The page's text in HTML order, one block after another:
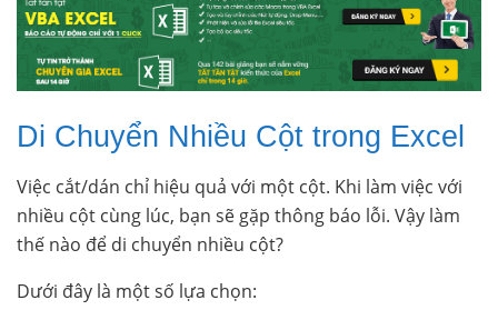
Di Chuyển Nhiều Cột trong Excel
Việc cắt/dán chỉ hiệu quả với một cột. Khi làm việc với
nhiều cột cùng lúc, bạn sẽ gặp thông báo lỗi. Vậy làm
thế nào để di chuyển nhiều cột?
Dưới đây là một số lựa chọn: